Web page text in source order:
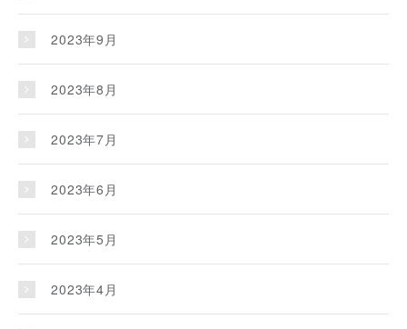
2023年9月
2023年8月
2023年7月
2023年6月
2023年5月
2023年4月